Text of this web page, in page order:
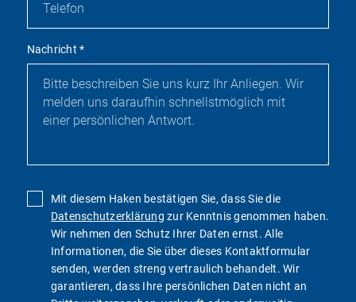
Nachricht*
Mit diesem Haken bestätigen Sie, dass Sie die
Datenschutzerklärung zur Kenntnis genommen haben.
Wir nehmen den Schutz Ihrer Daten ernst. Alle
Informationen, die Sie über dieses Kontaktformular
senden, werden streng vertraulich behandelt. Wir
garantieren, dass Ihre persönlichen Daten nicht an